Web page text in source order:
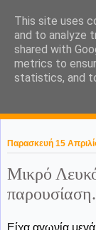
KaPa.
without
Παρασκευή 15
Μικρό
παρουσίαση.
Είχα αγωνία
This site uses
and to analyze
shared with
metrics to
statistics, and